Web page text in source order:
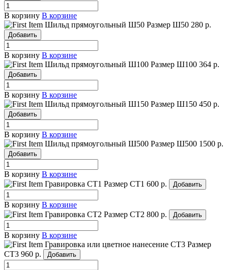
В корзину В корзине
Шильд прямоугольный Ш50 Размер Ш50 280 р.
Добавить
В корзину В корзине
Шильд прямоугольный Ш100 Размер Ш100 364 р.
Добавить
В корзину В корзине
Шильд прямоугольный Ш150 Размер Ш150 450 р.
Добавить
В корзину В корзине
Шильд прямоугольный Ш500 Размер Ш500 1500 р.
Добавить
В корзину В корзине
Гравировка СТ1 Размер СТ1 600 р. Добавить
В корзину В корзине
Гравировка СТ2 Размер СТ2 800 р. Добавить
В корзину В корзине
Гравировка или цветное нанесение СТ3 Размер
СТ3 960 р. Добавить